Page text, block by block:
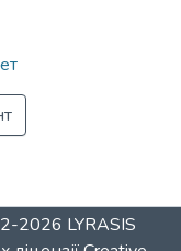
2026 LYRASIS